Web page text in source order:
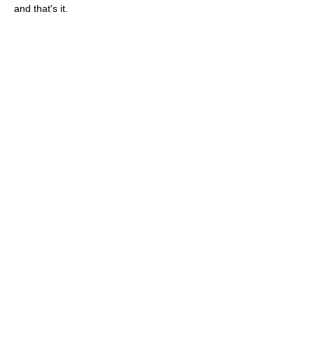
and that's it.